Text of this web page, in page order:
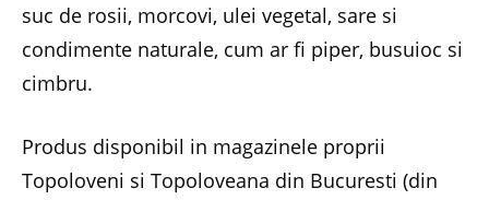
suc de rosii, morcovi, ulei vegetal, sare si
condimente naturale, cum ar fi piper, busuioc si
cimbru.
Produs disponibil in magazinele proprii
Topoloveni si Topoloveana din Bucuresti (din